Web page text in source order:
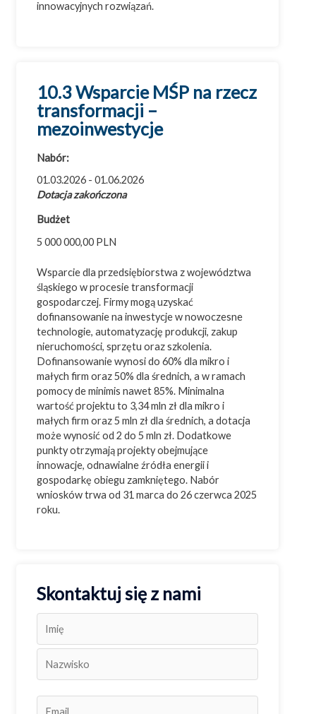
innowacyjnych rozwiązań.
10.3 Wsparcie MŚP na rzecz
transformacji –
mezoinwestycje
Nabór:
01.03.2026 - 01.06.2026
Dotacja zakończona
Budżet
5 000 000,00 PLN
Wsparcie dla przedsiębiorstwa z województwa
śląskiego w procesie transformacji
gospodarczej. Firmy mogą uzyskać
dofinansowanie na inwestycje w nowoczesne
technologie, automatyzację produkcji, zakup
nieruchomości, sprzętu oraz szkolenia.
Dofinansowanie wynosi do 60% dla mikro i
małych firm oraz 50% dla średnich, a w ramach
pomocy de minimis nawet 85%. Minimalna
wartość projektu to 3,34 mln zł dla mikro i
małych firm oraz 5 mln zł dla średnich, a dotacja
może wynosić od 2 do 5 mln zł. Dodatkowe
punkty otrzymają projekty obejmujące
innowacje, odnawialne źródła energii i
gospodarkę obiegu zamkniętego. Nabór
wniosków trwa od 31 marca do 26 czerwca 2025
roku.
Skontaktuj się z nami